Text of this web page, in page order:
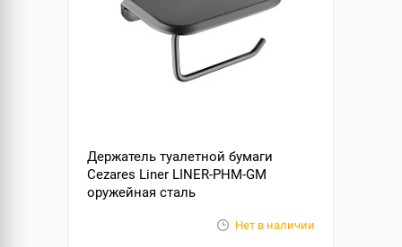
Держатель туалетной бумаги
Cezares Liner LINER-PHM-GM
оружейная сталь
Нет в наличии